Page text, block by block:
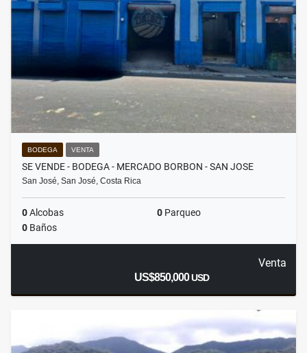
BODEGA VENTA
SE VENDE - BODEGA - MERCADO BORBON - SAN JOSE
San José, San José, Costa Rica
0Alcobas 0 Parqueo
0 Baños
Venta
US$850,000USD